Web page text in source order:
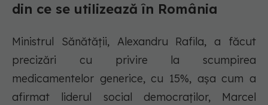
din ce se utilizează în România
Ministrul Sănătății, Alexandru Rafila, a făcut
precizări cu privire la scumpirea
medicamentelor generice, cu 15%, așa cum a
afirmat liderul social democraților, Marcel